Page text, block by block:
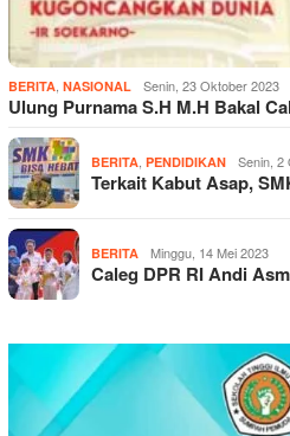
BERITA NASIONAL Senin, 23 Oktober 2023
Ulung Purnama S.H M.H Bakal
BERITA PENDIDIKAN Senin, 2
Terkait Kabut Asap,
BERITA Minggu, 14 Mei 2023
Caleg DPR RI Andi